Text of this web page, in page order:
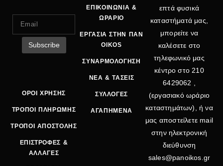
ΟΡΟΙ ΧΡΗΣΗΣ
ΤΡΟΠΟΙ ΠΛΗΡΩΜΗΣ
ΤΡΟΠΟΙ ΑΠΟΣΤΟΛΗΣ
ΕΠΙΣΤΡΟΦΕΣ &
ΑΛΛΑΓΕΣ
ΕΠΙΚΟΙΝΩΝΙΑ &
ΩΡΑΡΙΟ
ΕΡΓΑΣΙΑ ΣΤΗΝ ΠΑΝ
OIKOS
ΣΥΝΑΡΜΟΛΟΓΗΣΗ
ΝΕΑ & ΤΑΣΕΙΣ
ΣΥΛΛΟΓΕΣ
ΑΓΑΠΗΜΕΝΑ
επτά φυσικά
καταστήματά μας,
μπορείτε να
καλέσετε στο
τηλεφωνικό μας
κέντρο στο 210
6429062
(εργασιακό ωράριο
καταστημάτων), ή να
μας αποστείλετε mail
στην ηλεκτρονική
διεύθυνση
sales@panoikos.gr